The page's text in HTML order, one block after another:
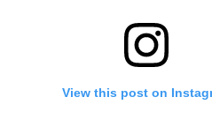
View this post on